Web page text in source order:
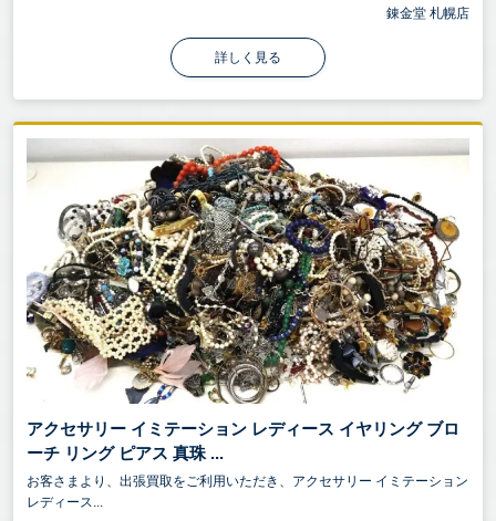
錬金堂 札幌店
詳しく見る
アクセサリー イミテーション レディース イヤリング ブロ
ーチ リング ピアス 真珠 ...
お客さまより、出張買取をご利用いただき、アクセサリー イミテーション
レディース...